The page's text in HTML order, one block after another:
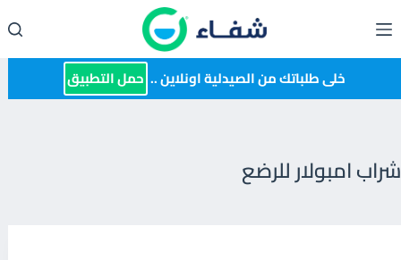
إلى
المحتوى خلى طلباتك من الصيدلية اونلاين .. حمل التطبيق
شراب امبولار للرضع